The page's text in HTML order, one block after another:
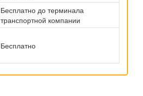
Бесплатно до терминала
транспортной компании
Бесплатно